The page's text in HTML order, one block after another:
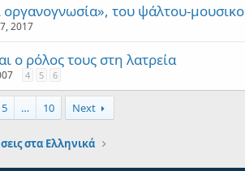
οργανογνωσία», του ψάλτου-
2017
ο ρόλος τους στη λατρεία
4 5 6
5 … 10 Next
στα Ελληνικά